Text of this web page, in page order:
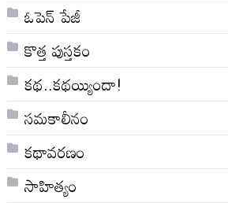
ఓపెన్ పేజీ
కొత్త పుస్తకం
కథ..కథయ్యిందా!
సమకాలీనం
కథావరణం
సాహిత్యం